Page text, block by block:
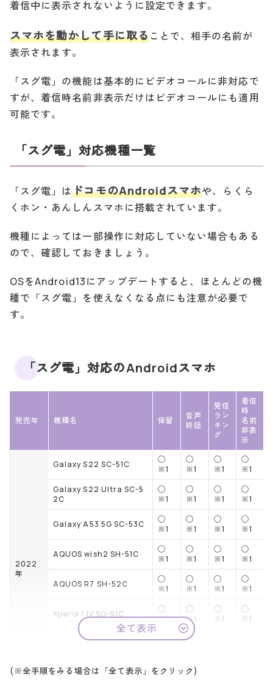
着信中に表示されないように設定できます。
スマホを動かして手に取ることで、相手の名前が
表示されます。
「スグ電」の機能は基本的にビデオコールに非対応で
すが、着信時名前非表示だけはビデオコールにも適用
可能です。
「スグ電」対応機種一覧
「スグ電」はドコモのAndroidスマホや、らくら
くホン・あんしんスマホに搭載されています。
機種によっては一部操作に対応していない場合もある
ので、確認しておきましょう。
OSをAndroid13にアップデートすると、ほとんどの機
種で「スグ電」を使えなくなる点にも注意が必要で
す。
「スグ電」対応のAndroidスマホ
発売年 機種名 保留
音声
終話
発信
ラン
キン
グ
着信
時
名前
非表
示
2022
年
Galaxy S22 SC-51C
◯
※1
◯
※1
◯
※1
◯
※1
Galaxy S22 Ultra SC-5
2C
◯
※1
◯
※1
◯
※1
◯
※1
Galaxy A53 5G SC-53C
◯
※1
◯
※1
◯
※1
◯
※1
AQUOS wish2 SH-51C
◯
※1
◯
※1
◯
※1
◯
※1
AQUOS R7 SH-52C
◯
※1
◯
※1
◯
※1
◯
※1
Xperia 1 IV SO-51C
◯
※1
◯
※1
◯
※1
◯
※1
Xperia 10 IV SO-52C
◯
◯
Xperia Ace III SO-53C
◯
◯
※1
全て表示
(※全手順をみる場合は「全て表示」をクリック)